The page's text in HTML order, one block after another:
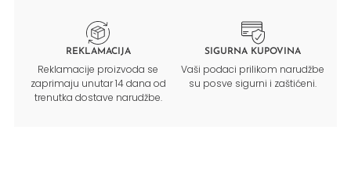
REKLAMACIJA
Reklamacije proizvoda se
zaprimaju unutar 14 dana od
trenutka dostave narudžbe.
SIGURNA KUPOVINA
Vaši podaci prilikom narudžbe
su posve sigurni i zaštićeni.